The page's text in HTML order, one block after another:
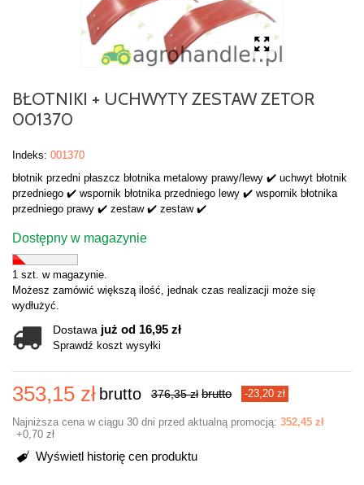
BŁOTNIKI + UCHWYTY ZESTAW ZETOR
001370
Indeks: 001370
błotnik przedni płaszcz błotnika metalowy prawy/lewy ✔️ uchwyt błotnik
przedniego ✔️ wspornik błotnika przedniego lewy ✔️ wspornik błotnika
przedniego prawy ✔️ zestaw ✔️ zestaw ✔️
Dostępny w magazynie
1 szt. w magazynie.
Możesz zamówić większą ilość, jednak czas realizacji może się
wydłużyć.
Dostawa już od 16,95 zł
Sprawdź koszt wysyłki
353,15 zł brutto 376,35 zł brutto -23,20 zł
Najniższa cena w ciągu 30 dni przed aktualną promocją: 352,45 zł
+0,70 zł
Wyświetl historię cen produktu